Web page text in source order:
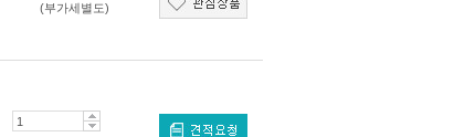
(부가세별도)